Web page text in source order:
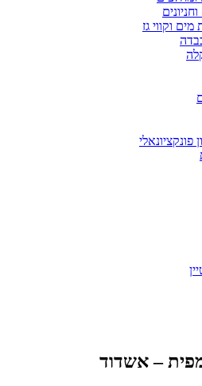
וקווי גז
פונקציונאלי
– אשדוד